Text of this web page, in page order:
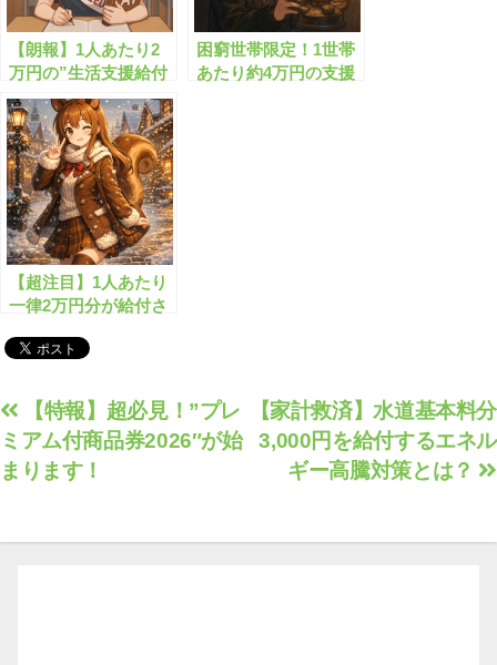
【朗報】1人あたり2
万円の”生活支援給付
金”がもらえます！
困窮世帯限定！1世帯
あたり約4万円の支援
【超注目】1人あたり
一律2万円分が給付さ
投
稿
ナ
ゲ
【家計救済】水道基本料分
3,000円を給付するエネル
ギー高騰対策とは？
【特報】超必見！”プレ
ミアム付商品券2026″が始
まります！